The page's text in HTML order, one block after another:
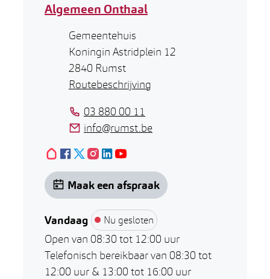
Algemeen Onthaal
AdresGemeentehuis
Koningin Astridplein 12
,2840 Rumst
Routebeschrijving
03 880 00 11
E-mail
info@rumst.be
HoplrAlgemeen Onthaal
FacebookAlgemeen Onthaal
X (Twitter)Algemeen Onthaal
Instagram
LinkedIn
YouTube
Maak een afspraak
Vandaag Nu gesloten
Open van 08:30 tot 12:00 uur
Telefonisch bereikbaar van 08:30 tot
12:00 uur & 13:00 tot 16:00 uur